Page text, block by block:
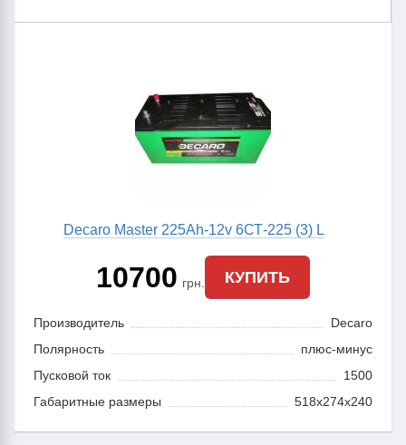
Decaro Master 225Ah-12v 6СТ-225 (3) L
10700 грн. КУПИТЬ
Производитель
Decaro
Полярность
плюс-минус
Пусковой ток
1500
Габаритные размеры
518x274x240